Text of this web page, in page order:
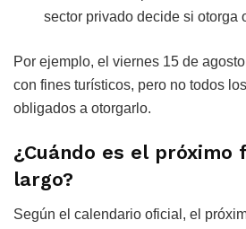
sector privado decide si otorga
Por ejemplo, el viernes 15 de
con fines turísticos, pero no todos
obligados a otorgarlo.
¿Cuándo es el próximo
largo?
Según el calendario oficial, el